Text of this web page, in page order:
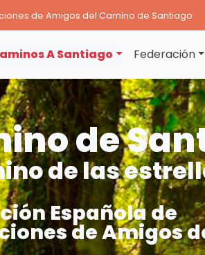
de Amigos del Camino de Santiago
A Santiago Federación
de
de las
Española de
de Amigos